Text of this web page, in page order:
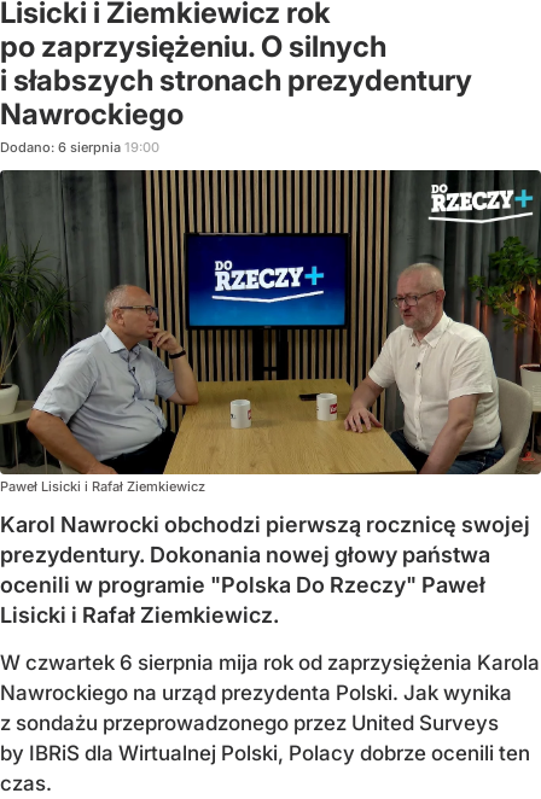
Lisicki i Ziemkiewicz rok
po zaprzysiężeniu. O silnych
i słabszych stronach prezydentury
Nawrockiego
Dodano: 6 sierpnia 19:00
Paweł Lisicki i Rafał Ziemkiewicz
Karol Nawrocki obchodzi pierwszą rocznicę swojej
prezydentury. Dokonania nowej głowy państwa
ocenili w programie "Polska Do Rzeczy" Paweł
Lisicki i Rafał Ziemkiewicz.
W czwartek 6 sierpnia mija rok od zaprzysiężenia Karola
Nawrockiego na urząd prezydenta Polski. Jak wynika
z sondażu przeprowadzonego przez United Surveys
by IBRiS dla Wirtualnej Polski, Polacy dobrze ocenili ten
czas.